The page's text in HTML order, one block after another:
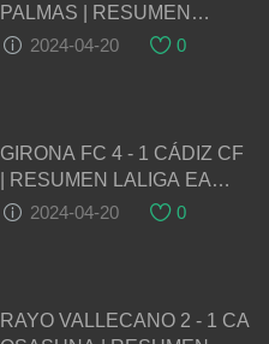
PALMAS | RESUMEN
LALIGA EA SPORTS
2024-04-20 0
GIRONA FC 4 - 1 CÁDIZ CF
| RESUMEN LALIGA EA
SPORTS
2024-04-20 0
RAYO VALLECANO 2 - 1 CA